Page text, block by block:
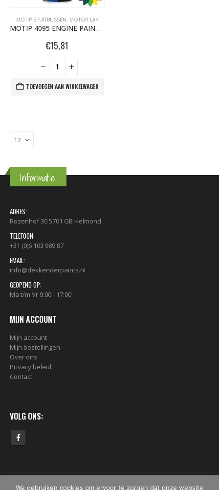
MOTIP SPUITBUSSEN, MOTOR LAK
MOTIP 4095 ENGINE PAINT GROEN 04095
€15,81
TOEVOEGEN AAN WINKELWAGEN
€2,23
Informatie:
ADRES:
Rozenhof 30 5701 GB Helmond
TELEFOON:
+31 (0)6 103 989 87
EMAIL:
info@dekkenderpaints.nl
GEOPEND OP:
Ma t/m Vr 9:00 - 17:00
MIJN ACCOUNT
Mijn account
Mijn bestellingen
Over ons
Privacy beleid
Contact
VOLG ONS:
We gebruiken cookies om ervoor te zorgen dat onze website